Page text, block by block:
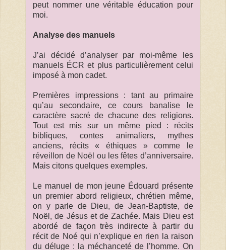
peut nommer une véritable éducation pour
moi.
Analyse des manuels
J’ai décidé d’analyser par moi-même les
manuels ÉCR et plus particulièrement celui
imposé à mon cadet.
Premières impressions : tant au primaire
qu’au secondaire, ce cours banalise le
caractère sacré de chacune des religions.
Tout est mis sur un même pied : récits
bibliques, contes animaliers, mythes
anciens, récits « éthiques » comme le
réveillon de Noël ou les fêtes d’anniversaire.
Mais citons quelques exemples.
Le manuel de mon jeune Édouard présente
un premier abord religieux, chrétien même,
on y parle de Dieu, de Jean-Baptiste, de
Noël, de Jésus et de Zachée. Mais Dieu est
abordé de façon très indirecte à partir du
récit de Noé qui n’explique en rien la raison
du déluge : la méchanceté de l’homme. On